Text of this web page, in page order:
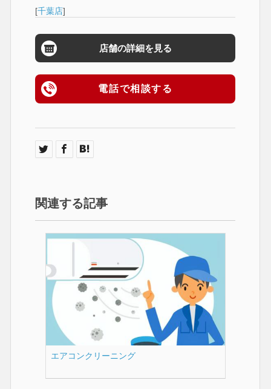
[千葉店]
店舗の詳細を見る
電話で相談する
関連する記事
エアコンクリーニング